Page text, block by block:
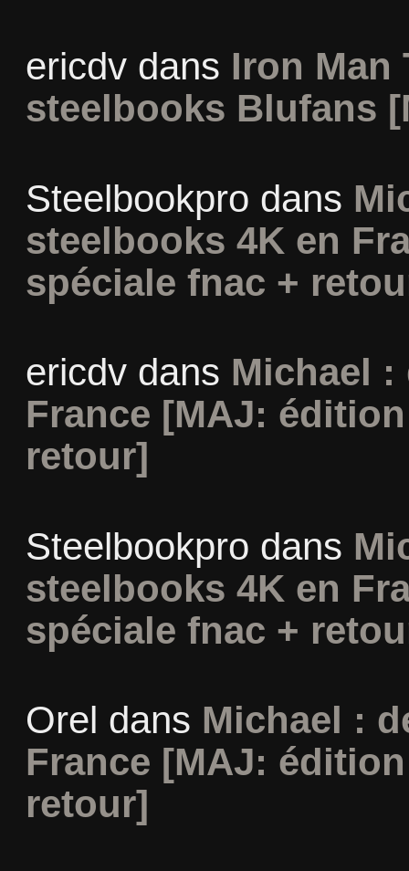
ericdvdans Iron Man
steelbooks Blufans
Steelbookpro dans
steelbooks 4K en
spéciale fnac +
ericdvdans Michael :
France [MAJ:
retour]
Steelbookpro dans
steelbooks 4K en
spéciale fnac +
Orel dans Michael :
France [MAJ:
retour]